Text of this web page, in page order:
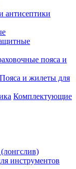
антисептики
пояса и
Пояса и жилеты для
Комплектующие
инструментов